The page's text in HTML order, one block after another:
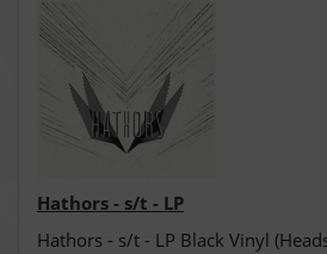
Hathors - s/t - LP
Hathors - s/t - LP Black Vinyl